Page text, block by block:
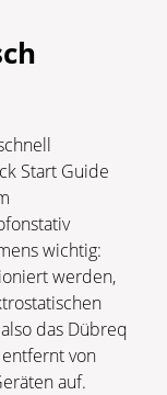
Start Guide
wichtig:
werden,
das Dübreq
von
auf.